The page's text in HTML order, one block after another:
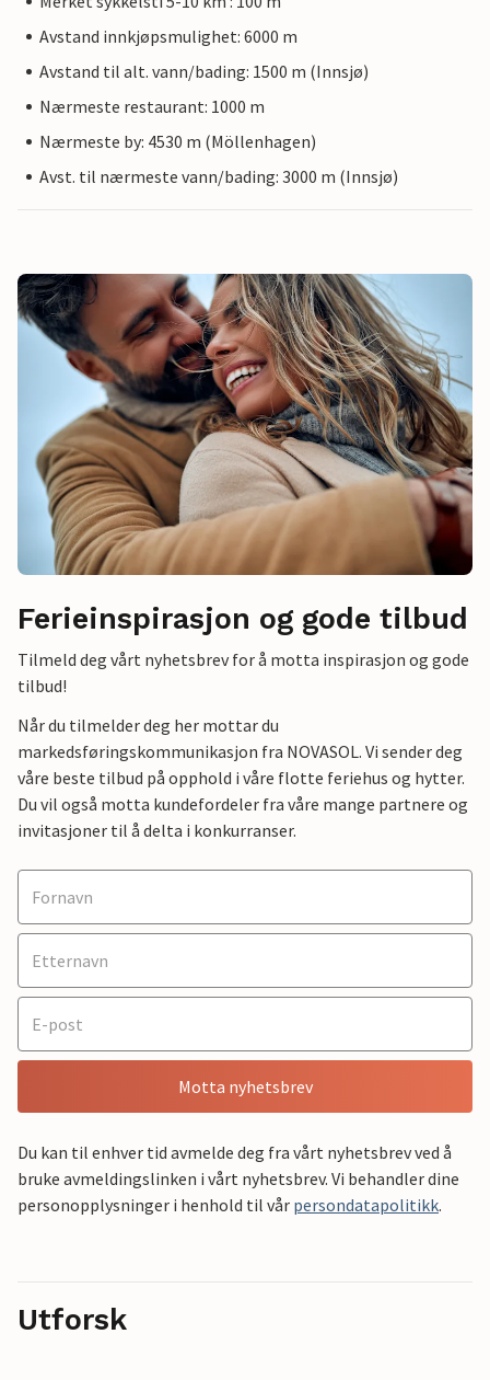
Avstand innkjøpsmulighet: 6000 m
Avstand til alt. vann/bading: 1500 m (Innsjø)
Nærmeste restaurant: 1000 m
Nærmeste by: 4530 m (Möllenhagen)
Avst. til nærmeste vann/bading: 3000 m (Innsjø)
Ferieinspirasjon og gode tilbud
Tilmeld deg vårt nyhetsbrev for å motta inspirasjon og gode
tilbud!
Når du tilmelder deg her mottar du
markedsføringskommunikasjon fra NOVASOL. Vi sender deg
våre beste tilbud på opphold i våre flotte feriehus og hytter.
Du vil også motta kundefordeler fra våre mange partnere og
invitasjoner til å delta i konkurranser.
Motta nyhetsbrev
Du kan til enhver tid avmelde deg fra vårt nyhetsbrev ved å
bruke avmeldingslinken i vårt nyhetsbrev. Vi behandler dine
personopplysninger i henhold til vår persondatapolitikk.
Utforsk